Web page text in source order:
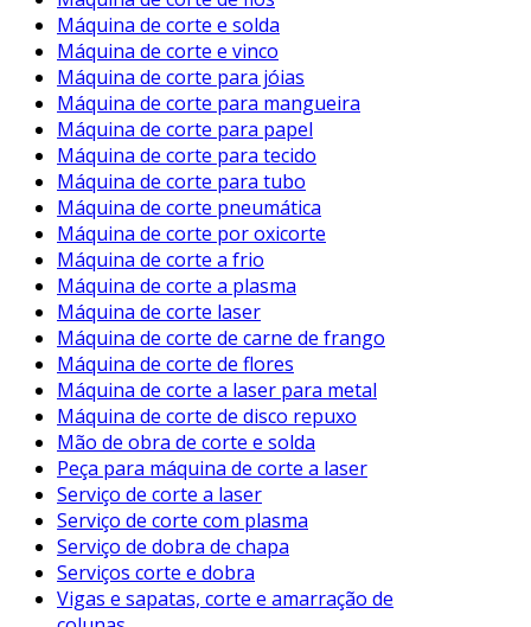
Máquina de corte e solda
Máquina de corte e vinco
Máquina de corte para jóias
Máquina de corte para mangueira
Máquina de corte para papel
Máquina de corte para tecido
Máquina de corte para tubo
Máquina de corte pneumática
Máquina de corte por oxicorte
Máquina de corte a frio
Máquina de corte a plasma
Máquina de corte laser
Máquina de corte de carne de frango
Máquina de corte de flores
Máquina de corte a laser para metal
Máquina de corte de disco repuxo
Mão de obra de corte e solda
Peça para máquina de corte a laser
Serviço de corte a laser
Serviço de corte com plasma
Serviço de dobra de chapa
Serviços corte e dobra
Vigas e sapatas, corte e amarração de